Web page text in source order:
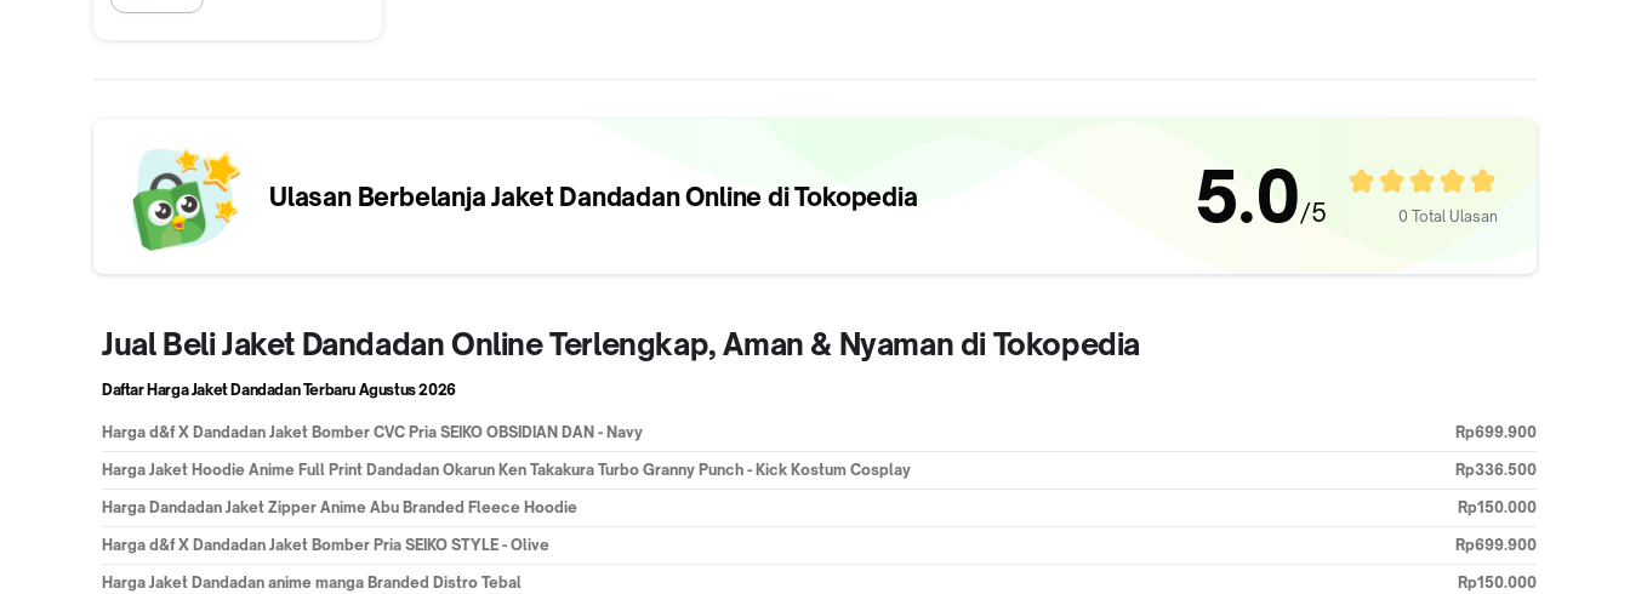
Ulasan BerbelanjaJaket DandadanOnline di Tokopedia 5.0/5 0 Total Ulasan
Jual Beli Jaket Dandadan Online Terlengkap, Aman & Nyaman di Tokopedia
Daftar Harga Jaket Dandadan Terbaru Agustus 2026
Harga d&f X Dandadan Jaket Bomber CVC Pria SEIKO OBSIDIAN DAN - Navy Rp699.900
Harga Jaket Hoodie Anime Full Print Dandadan Okarun Ken Takakura Turbo Granny Punch - Kick Kostum Cosplay Rp336.500
Harga Dandadan Jaket Zipper Anime Abu Branded Fleece Hoodie Rp150.000
Harga d&f X Dandadan Jaket Bomber Pria SEIKO STYLE - Olive Rp699.900
Harga Jaket Dandadan anime manga Branded Distro Tebal Rp150.000